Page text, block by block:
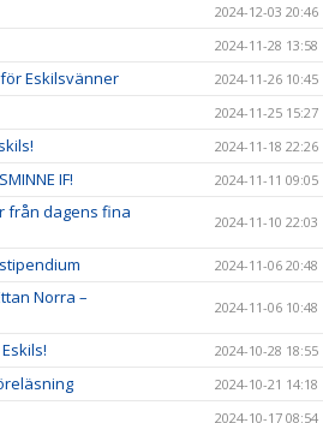
2024-12-03 20:46
2024-11-28 13:58
Eskilsvänner 2024-11-26 10:45
2024-11-25 15:27
2024-11-18 22:26
IF! 2024-11-11 09:05
från dagens fina
2024-11-10 22:03
2024-11-06 20:48
Norra –
2024-11-06 10:48
2024-10-28 18:55
2024-10-21 14:18
2024-10-17 08:54